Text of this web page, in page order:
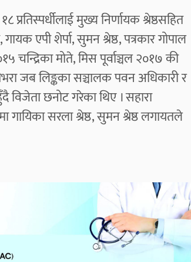
प्रतिस्पर्धीलाई मुख्य निर्णायक श्रेष्ठसहित
एपी शेर्पा, सुमन श्रेष्ठ, पत्रकार गोपाल
चन्द्रिका मोते, मिस पूर्वाञ्चल २०१७ की
जब लिङ्कका सञ्चालक पवन अधिकारी र
विजेता छनोट गरेका थिए । सहारा
गायिका सरला श्रेष्ठ, सुमन श्रेष्ठ लगायतले